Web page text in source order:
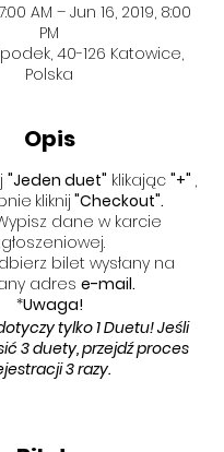
AM – Jun 16, 2019, 8:00
PM
40-126 Katowice,
Polska
Opis
"Jeden duet" klikając "+" ,
kliknij "Checkout".
dane w karcie
bilet wysłany na
adres e-mail.
*Uwaga!
tylko 1 Duetu! Jeśli
3 duety, przejdź proces
3 razy.